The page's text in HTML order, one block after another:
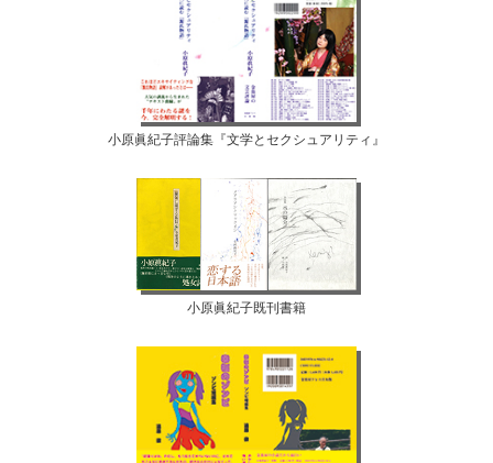
小原眞紀子評論集『文学とセクシュアリティ』
小原眞紀子既刊書籍